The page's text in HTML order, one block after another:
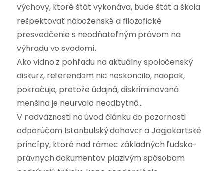
výchovy, ktoré štát vykonáva, bude štát a škola
rešpektovať náboženské a filozofické
presvedčenie s neodňateľným právom na
výhradu vo svedomí.
Ako vidno z pohľadu na aktuálny spoločenský
diskurz, referendom nič neskončilo, naopak,
pokračuje, pretože údajná, diskriminovaná
menšina je neurvalo neodbytná…
V nadväznosti na úvod článku do pozornosti
odporúčam Istanbulský dohovor a Jogjakartské
princípy, ktoré nad rámec základných ľudsko-
právnych dokumentov plazivým spôsobom